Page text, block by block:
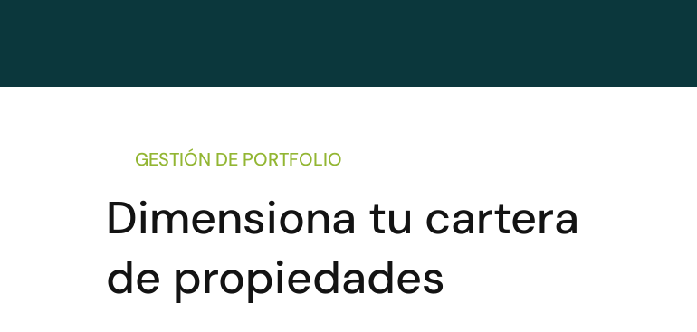
GESTIÓN DE PORTFOLIO
Dimensiona tu cartera
de propiedades